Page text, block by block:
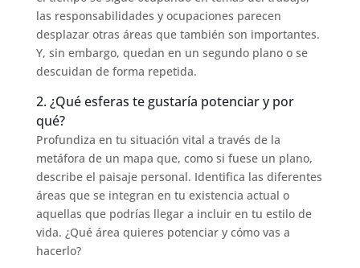
las responsabilidades y ocupaciones parecen
desplazar otras áreas que también son importantes.
Y, sin embargo, quedan en un segundo plano o se
descuidan de forma repetida.
2. ¿Qué esferas te gustaría potenciar y por
qué?
Profundiza en tu situación vital a través de la
metáfora de un mapa que, como si fuese un plano,
describe el paisaje personal. Identifica las diferentes
áreas que se integran en tu existencia actual o
aquellas que podrías llegar a incluir en tu estilo de
vida. ¿Qué área quieres potenciar y cómo vas a
hacerlo?